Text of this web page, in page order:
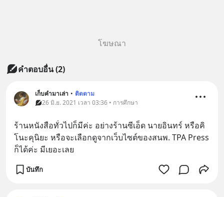
โฆษณา
คำตอบอื่น(2)
เก็บคำมาเล่า • ติดตาม
26 มิ.ย. 2021 เวลา 03:36 • การศึกษา
ร้านหนังสือทั่วไปก็มีค่ะ อย่างร้านซีเอ็ด นายอินทร์ หรือคิ
โนะคุนิยะ หรือจะเลือกดูจากเว็บไซต์ของสนพ. TPA Press
ก็ได้ค่ะ มีเยอะเลย
บันทึก